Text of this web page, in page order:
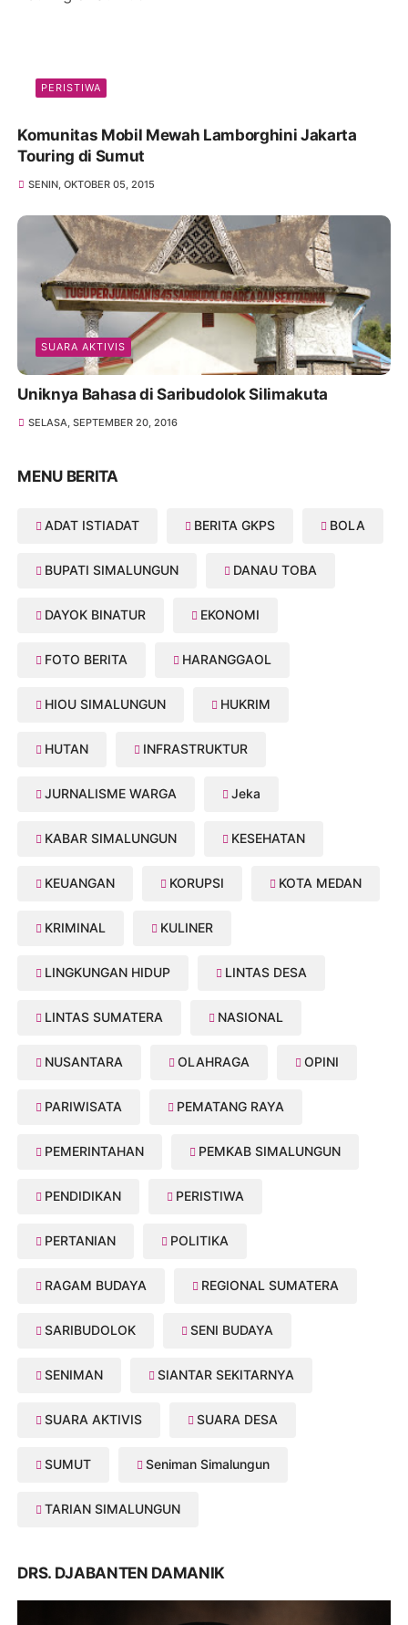
PERISTIWA
Komunitas Mobil Mewah Lamborghini Jakarta
Touring di Sumut
SENIN, OKTOBER 05, 2015
SUARA AKTIVIS
Uniknya Bahasa di Saribudolok Silimakuta
SELASA, SEPTEMBER 20, 2016
MENU BERITA
ADAT ISTIADAT BERITA GKPS BOLA
BUPATI SIMALUNGUN DANAU TOBA
DAYOK BINATUR EKONOMI
FOTO BERITA HARANGGAOL
HIOU SIMALUNGUN HUKRIM
HUTAN INFRASTRUKTUR
JURNALISME WARGA Jeka
KABAR SIMALUNGUN KESEHATAN
KEUANGAN KORUPSI KOTA MEDAN
KRIMINAL KULINER
LINGKUNGAN HIDUP LINTAS DESA
LINTAS SUMATERA NASIONAL
NUSANTARA OLAHRAGA OPINI
PARIWISATA PEMATANG RAYA
PEMERINTAHAN PEMKAB SIMALUNGUN
PENDIDIKAN PERISTIWA
PERTANIAN POLITIKA
RAGAM BUDAYA REGIONAL SUMATERA
SARIBUDOLOK SENI BUDAYA
SENIMAN SIANTAR SEKITARNYA
SUARA AKTIVIS SUARA DESA
SUMUT Seniman Simalungun
TARIAN SIMALUNGUN
DRS. DJABANTEN DAMANIK